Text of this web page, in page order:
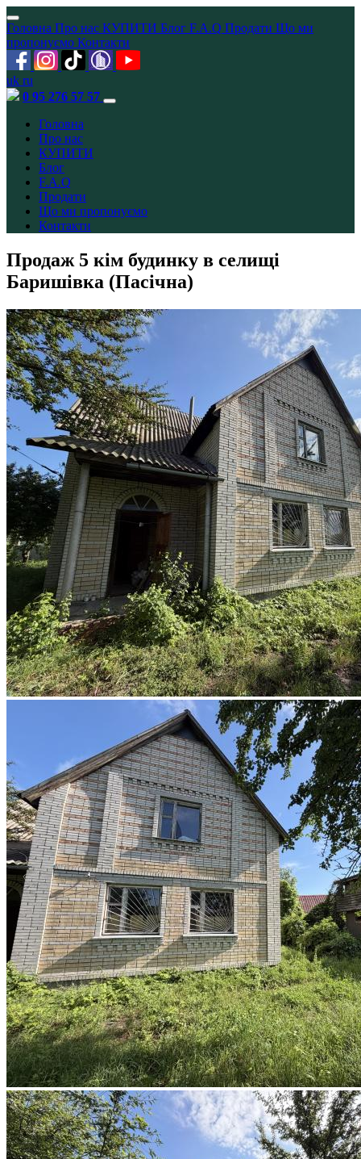
Головна Про нас КУПИТИ Блог F.A.Q Продати Що ми
пропонуємо Контакти
uk ru
0 95 276 57 57
Головна
Про нас
КУПИТИ
Блог
F.A.Q
Продати
Що ми пропонуємо
Контакти
Продаж 5 кім будинку в селищі
Баришівка (Пасічна)